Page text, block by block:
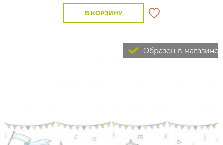
В КОРЗИНУ
Образец в магазине